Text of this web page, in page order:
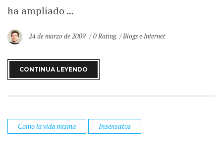
ha ampliado ...
24 de marzo de 2009 0 Rating Blogs e Internet
CONTINUA LEYENDO
Como la vida misma Insensatos